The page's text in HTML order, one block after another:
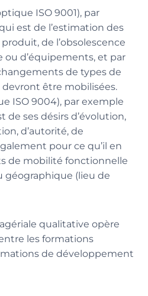
ISO 9001), par
est de l’estimation des
de l’obsolescence
ou d’équipements, et par
de types de
être mobilisées.
ISO 9004), par exemple
de ses désirs d’évolution,
d’autorité, de
pour ce qu’il en
de mobilité fonctionnelle
géographique (lieu de
qualitative opère
les formations
de développement